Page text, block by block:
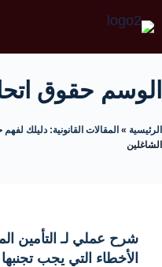
الوسم حقوق
الرئيسية » المقالات القانونية: دليلك
الشاغلين
شرح عملي لـ التأمين
الأخطاء التي يجب تجنبها